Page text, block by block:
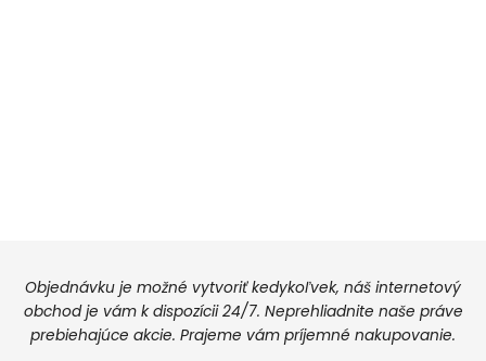
Objednávku je možné vytvoriť kedykoľvek, náš internetový
obchod je vám k dispozícii 24/7. Neprehliadnite naše práve
prebiehajúce akcie. Prajeme vám príjemné nakupovanie.